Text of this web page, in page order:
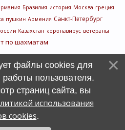
Бразилия история Москва греция
пушкин Армения Санкт-Петербург
Казахстан коронавирус ветераны
по шахматам
файлы cookies для
пользователя.
страниц сайта, вы
использования
cookies.